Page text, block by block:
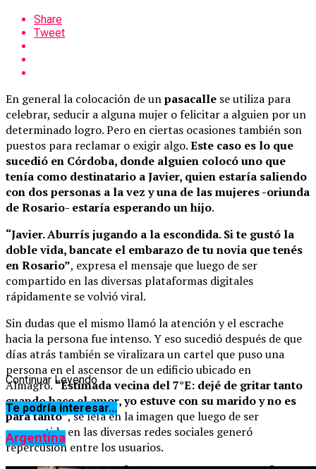
Share
Tweet
En general la colocación de unpasacalle se utiliza para
celebrar, seducir a alguna mujer o felicitar a alguien por un
determinado logro. Pero en ciertas ocasiones también son
puestos para reclamar o exigir algo.Este caso es lo que
sucedió en Córdoba, donde alguien colocó uno que
tenía como destinatario a Javier, quien estaría saliendo
con dos personas a la vez y una de las mujeres -oriunda
de Rosario- estaría esperando un hijo.
“Javier. Aburrís jugando a la escondida. Si te gustó la
doble vida, bancate el embarazo de tu novia que tenés
en Rosario”, expresa el mensaje que luego de ser
compartido en las diversas plataformas digitales
rápidamente se volvió viral.
Sin dudas que el mismo llamó la atención y el escrache
hacia la persona fue intenso. Y eso sucedió después de que
días atrás también se viralizara un cartel que puso una
persona en el ascensor de un edificio ubicado en
Almagro.“Estimada vecina del 7°E: dejé de gritar tanto
cuando hace el amor, yo estuve con su marido y no es
para tanto”, se leía en la imagen que luego de ser
compartida en las diversas redes sociales generó
repercusión entre los usuarios.
Continuar Leyendo
Te podría interesar...
Argentina